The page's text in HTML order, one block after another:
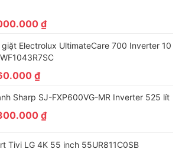
₫
giặt Electrolux UltimateCare 700 Inverter 10
₫
Sharp SJ-FXP600VG-MR Inverter 525 lít
₫
Tivi LG 4K 55 inch 55UR811C0SB